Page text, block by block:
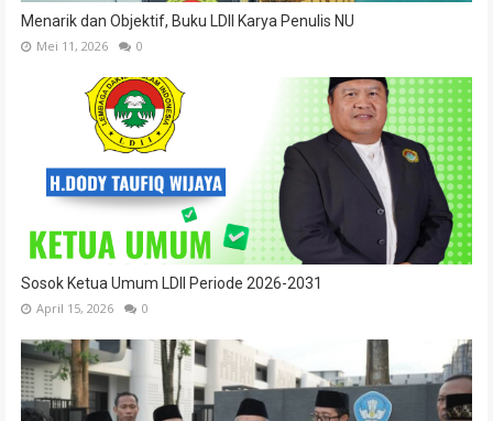
Menarik dan Objektif, Buku LDII Karya Penulis NU
Mei 11, 2026 0
Sosok Ketua Umum LDII Periode 2026-2031
April 15, 2026 0